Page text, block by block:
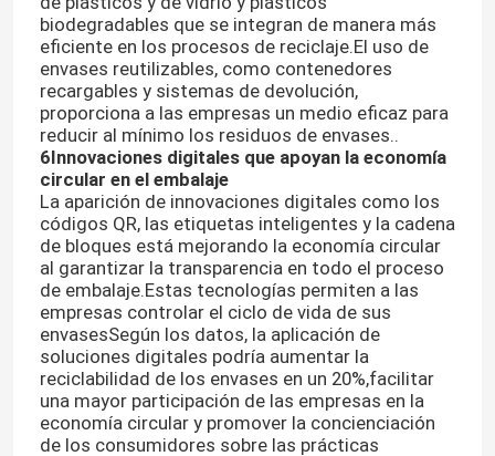
Visita a la fábrica
Control de Calidad
Contacto
Solicitar una cotización
Botellas de vidrio
tarros de cristal
biodegradables que se integran de manera más
eficiente en los procesos de reciclaje.El uso de
envases reutilizables, como contenedores
recargables y sistemas de devolución,
proporciona a las empresas un medio eficaz para
reducir al mínimo los residuos de envases..
6Innovaciones digitales que apoyan la economía
circular en el embalaje
La aparición de innovaciones digitales como los
códigos QR, las etiquetas inteligentes y la cadena
de bloques está mejorando la economía circular
al garantizar la transparencia en todo el proceso
de embalaje.Estas tecnologías permiten a las
empresas controlar el ciclo de vida de sus
envasesSegún los datos, la aplicación de
soluciones digitales podría aumentar la
reciclabilidad de los envases en un 20%,facilitar
una mayor participación de las empresas en la
economía circular y promover la concienciación
de los consumidores sobre las prácticas